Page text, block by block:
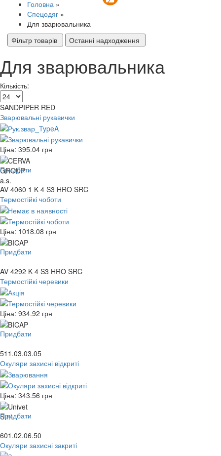
Головна »
Спецодяг »
Для зварювальника
Фільтр товарів
Останні надходження
Для зварювальника
Кількість:
SANDPIPER RED
Зварювальні рукавички
Ціна: 395.04 грн
Придбати
AV 4060 1 K 4 S3 HRO SRC
Термостійкі чоботи
Ціна: 1018.08 грн
Придбати
AV 4292 K 4 S3 HRO SRC
Термостійкі черевики
Ціна: 934.92 грн
Придбати
511.03.03.05
Окуляри захисні відкриті
Ціна: 343.56 грн
Придбати
601.02.06.50
Окуляри захисні закриті